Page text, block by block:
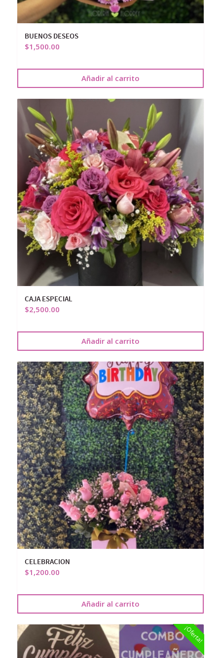
BUENOS DESEOS
$1,500.00
Añadir al carrito
CAJA ESPECIAL
$2,500.00
Añadir al carrito
CELEBRACION
$1,200.00
Añadir al carrito
¡Oferta!